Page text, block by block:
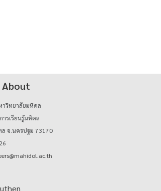
าวิทยาลัยมหิดล
รเรียนรู้มหิดล
จ.นครปฐม 73170